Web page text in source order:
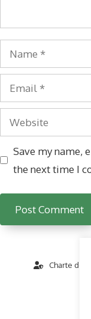
Name
Email
Website
Save my name,
the next time I
Charte de